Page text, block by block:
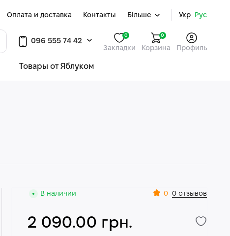
Оплата и доставка Контакты Більше Укр Рус
096 555 74 42
Закладки
0 0
Корзина Профиль
Товары от Яблуком
В наличии 0 0 отзывов
2 090.00 грн.